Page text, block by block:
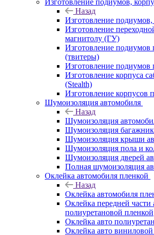
Изготовление подиумов,
Назад
Изготовление
Изготовление
магнитолу (ГУ)
Изготовление
(твитеры)
Изготовление подиумов
Изготовление корпуса
(Stealth)
Изготовление корпусов
Шумоизоляция автомобиля
Назад
Шумоизоляция
Шумоизоляция
Шумоизоляция крыши
Шумоизоляция пола и
Шумоизоляция дверей
Полная шумоизоляция
Оклейка автомобиля пленкой
Назад
Оклейка автомобиля
Оклейка передней части
полиуретановой пленкой
Оклейка авто
Оклейка авто